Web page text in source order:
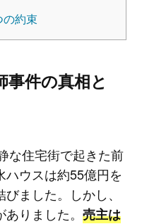
約束
事件の真相と
な住宅街で起きた前
ウスは約55億円を
ました。しかし、
りました。 売主は